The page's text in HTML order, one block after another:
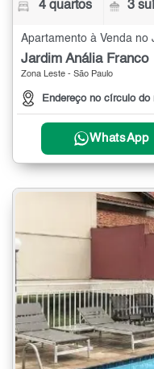
4 quartos 3
Jardim Anália Franco
Zona Leste - São Paulo
Endereço no círculo do
WhatsApp